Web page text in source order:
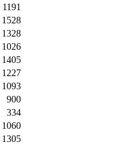
1191
1528
1328
1026
1405
1227
1093
900
334
1060
1305